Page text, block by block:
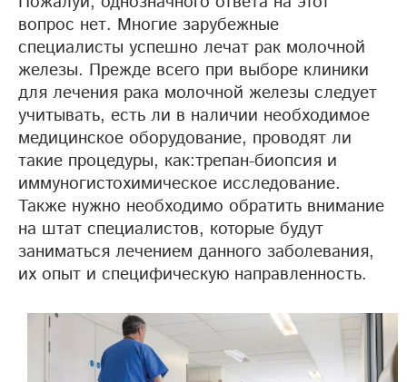
вопрос нет. Многие зарубежные
специалисты успешно лечат рак молочной
железы. Прежде всего при выборе клиники
для лечения рака молочной железы следует
учитывать, есть ли в наличии необходимое
медицинское оборудование, проводят ли
такие процедуры, как:трепан-биопсия и
иммуногистохимическое исследование.
Также нужно необходимо обратить внимание
на штат специалистов, которые будут
заниматься лечением данного заболевания,
их опыт и специфическую направленность.